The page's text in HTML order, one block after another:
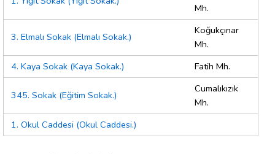
Mh.
3. Elmalı Sokak (Elmalı Sokak.)
Koğukçınar
Mh.
4. Kaya Sokak (Kaya Sokak.)
Fatih Mh.
345. Sokak (Eğitim Sokak.)
Cumalıkızık
Mh.
1. Okul Caddesi (Okul Caddesi.)